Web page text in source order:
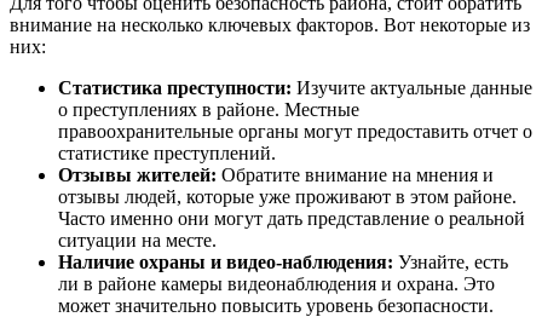
внимание на несколько ключевых факторов. Вот некоторые из
них:
Статистика преступности: Изучите актуальные данные
о преступлениях в районе. Местные
правоохранительные органы могут предоставить отчет о
статистике преступлений.
Отзывы жителей: Обратите внимание на мнения и
отзывы людей, которые уже проживают в этом районе.
Часто именно они могут дать представление о реальной
ситуации на месте.
Наличие охраны и видео-наблюдения: Узнайте, есть
ли в районе камеры видеонаблюдения и охрана. Это
может значительно повысить уровень безопасности.